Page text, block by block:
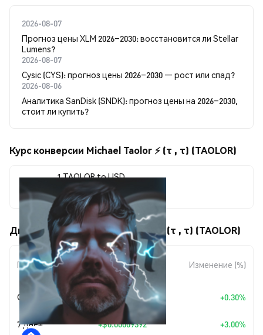
2026-08-07
Прогноз цены XLM 2026–2030: восстановится ли Stellar
Lumens?
2026-08-07
Cysic (CYS): прогноз цены 2026–2030 — рост или спад?
2026-08-06
Аналитика SanDisk (SNDK): прогноз цены на 2026–2030,
стоит ли купить?
Курс конверсии Michael Taolor ⚡️ (τ , τ) (TAOLOR)
1 TAOLOR to USD
$0.00322444
Движения цены Michael Taolor ⚡️ (τ , τ) (TAOLOR)
Период
Изменение
суммы
Изменение (%)
Сегодня $0.00000964 +0.30%
7 дней +$0.00009392 +3.00%